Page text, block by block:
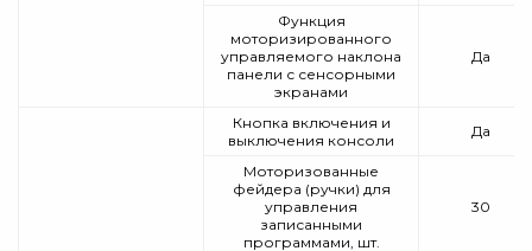
Функция
моторизированного
управляемого наклона
панели с сенсорными
экранами
Да
Кнопка включения и
выключения консоли
Да
Моторизованные
фейдера (ручки) для
управления
записанными
программами, шт.
30